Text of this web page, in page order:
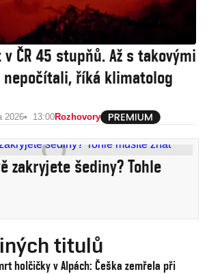
ČR 45 stupňů. Až s takovými
říká klimatolog
2026 13:00Rozhovory
zakryjete šediny? Tohle
titulů
holčičky v Alpách: Češka zemřela při